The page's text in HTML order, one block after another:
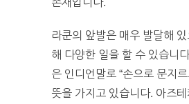
라쿤의 앞발은 매우 발달해
해 다양한 일을 할 수 있습니
은 인디언말로 “손으로 문지
뜻을 가지고 있습니다. 아즈